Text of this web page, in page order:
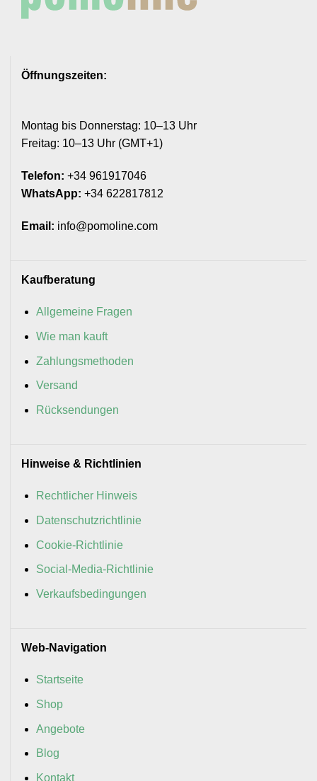
Öffnungszeiten:
Montag bis Donnerstag: 10–13 Uhr
Freitag: 10–13 Uhr (GMT+1)
Telefon: +34 961917046
WhatsApp: +34 622817812
Email: info@pomoline.com
Kaufberatung
Allgemeine Fragen
Wie man kauft
Zahlungsmethoden
Versand
Rücksendungen
Hinweise & Richtlinien
Rechtlicher Hinweis
Datenschutzrichtlinie
Cookie-Richtlinie
Social-Media-Richtlinie
Verkaufsbedingungen
Web-Navigation
Startseite
Shop
Angebote
Blog
Kontakt